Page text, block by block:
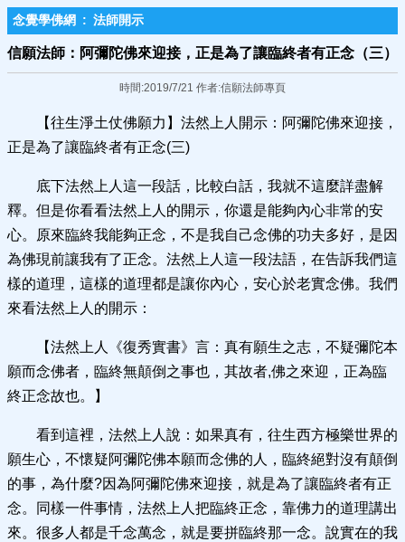
念覺學佛網 : 法師開示
信願法師：阿彌陀佛來迎接，正是為了讓臨終者有正念（三）
時間:2019/7/21 作者:信願法師專頁
【往生淨土仗佛願力】法然上人開示：阿彌陀佛來迎接，
正是為了讓臨終者有正念(三)
底下法然上人這一段話，比較白話，我就不這麼詳盡解
釋。但是你看看法然上人的開示，你還是能夠內心非常的安
心。原來臨終我能夠正念，不是我自己念佛的功夫多好，是因
為佛現前讓我有了正念。法然上人這一段法語，在告訴我們這
樣的道理，這樣的道理都是讓你內心，安心於老實念佛。我們
來看法然上人的開示：
【法然上人《復秀實書》言：真有願生之志，不疑彌陀本
願而念佛者，臨終無顛倒之事也，其故者,佛之來迎，正為臨
終正念故也。】
看到這裡，法然上人說：如果真有，往生西方極樂世界的
願生心，不懷疑阿彌陀佛本願而念佛的人，臨終絕對沒有顛倒
的事，為什麼?因為阿彌陀佛來迎接，就是為了讓臨終者有正
念。同樣一件事情，法然上人把臨終正念，靠佛力的道理講出
來。很多人都是千念萬念，就是要拼臨終那一念。說實在的我